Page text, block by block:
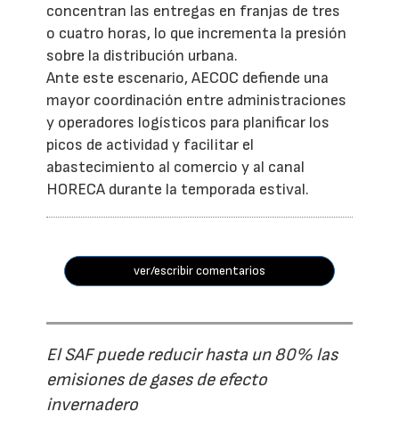
concentran las entregas en franjas de tres
o cuatro horas, lo que incrementa la presión
sobre la distribución urbana.
Ante este escenario, AECOC defiende una
mayor coordinación entre administraciones
y operadores logísticos para planificar los
picos de actividad y facilitar el
abastecimiento al comercio y al canal
HORECA durante la temporada estival.
ver/escribir comentarios
El SAF puede reducir hasta un 80% las
emisiones de gases de efecto
invernadero